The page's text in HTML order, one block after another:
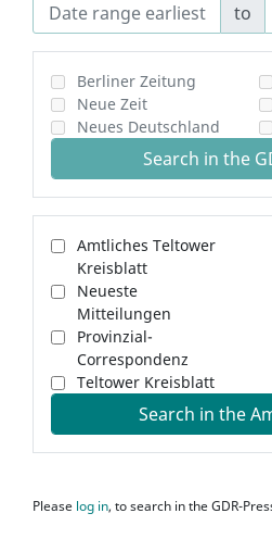
to
Berliner Zeitung
Neue Zeit
Neues Deutschland
Search in the
Amtliches Teltower
Kreisblatt
Neueste
Mitteilungen
Provinzial-
Correspondenz
Teltower Kreisblatt
Search in the
Please log in, to search in the GDR-